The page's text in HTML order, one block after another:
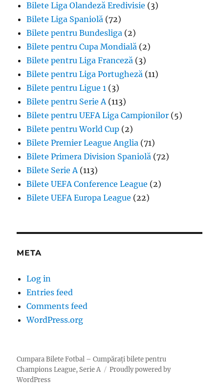
Bilete Liga Olandeză Eredivisie (3)
Bilete Liga Spaniolă (72)
Bilete pentru Bundesliga (2)
Bilete pentru Cupa Mondială (2)
Bilete pentru Liga Franceză (3)
Bilete pentru Liga Portugheză (11)
Bilete pentru Ligue 1 (3)
Bilete pentru Serie A(113)
Bilete pentru UEFA Liga Campionilor (5)
Bilete pentru World Cup (2)
Bilete Premier League Anglia (71)
Bilete Primera Division Spaniolă (72)
Bilete Serie A(113)
Bilete UEFA Conference League (2)
Bilete UEFA Europa League (22)
META
Log in
Entries feed
Comments feed
WordPress.org
Cumpara Bilete Fotbal – Cumpărați bilete pentru
Champions League, Serie A
Proudly powered by
WordPress